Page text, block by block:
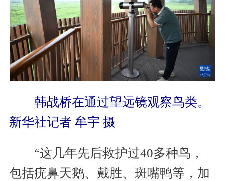
韩战桥在通过望远镜观察鸟类。
新华社记者 牟宇 摄
“这几年先后救护过40多种鸟，
包括疣鼻天鹅、戴胜、斑嘴鸭等，加